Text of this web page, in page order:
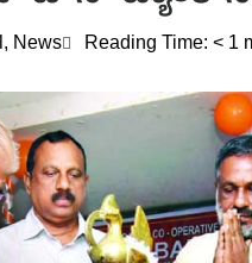
, News Reading Time: < 1